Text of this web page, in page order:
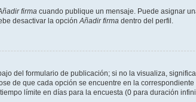
firma cuando publique un mensaje. Puede asignar
desactivar la opciónAñadir firma dentro del perfil.
del formulario de publicación; si no la visualiza,
de que cada opción se encuentre en la
límite en días para la encuesta (0 para duración